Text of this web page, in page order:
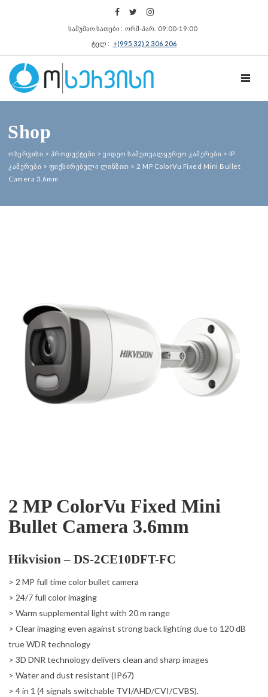
სამუშაო სათები : ორშ‑პარ. 09:00‑19:00
ტელ : +(995 32) 2 306 206
Shop
ოსერვისი > პროდუქტები > ვიდეო სამეთვალყურეო კამერები > IP
კამერები > ფიქსირებული ლინზით > 2 MP ColorVu Fixed Mini Bullet
Camera 3.6mm
2 MP ColorVu Fixed Mini
Bullet Camera 3.6mm
Hikvision – DS-2CE10DFT-FC
> 2 MP full time color bullet camera
> 24/7 full color imaging
> Warm supplemental light with 20 m range
> Clear imaging even against strong back lighting due to 120 dB
true WDR technology
> 3D DNR technology delivers clean and sharp images
> Water and dust resistant (IP67)
> 4 in 1 (4 signals switchable TVI/AHD/CVI/CVBS).